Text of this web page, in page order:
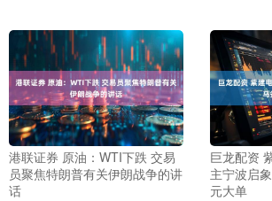
港联证券 原油：WTI下跌 交易
员聚焦特朗普有关伊朗战争的讲
话
巨龙配资
主宁波启
元大单